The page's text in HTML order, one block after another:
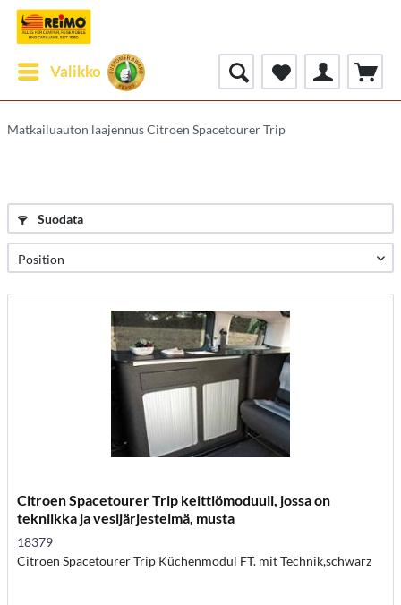
Valikko
Matkailuauton laajennus Citroen Spacetourer Trip
Suodata
Citroen Spacetourer Trip keittiömoduuli, jossa on
tekniikka ja vesijärjestelmä, musta
18379
Citroen Spacetourer Trip Küchenmodul FT. mit Technik,schwarz